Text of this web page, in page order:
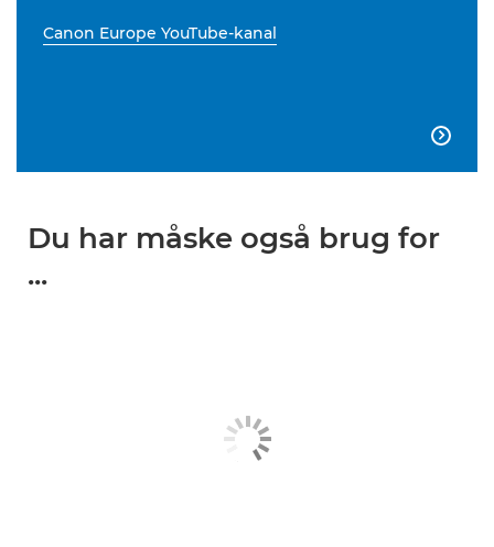
Canon Europe YouTube-kanal

Du har måske også brug for
...